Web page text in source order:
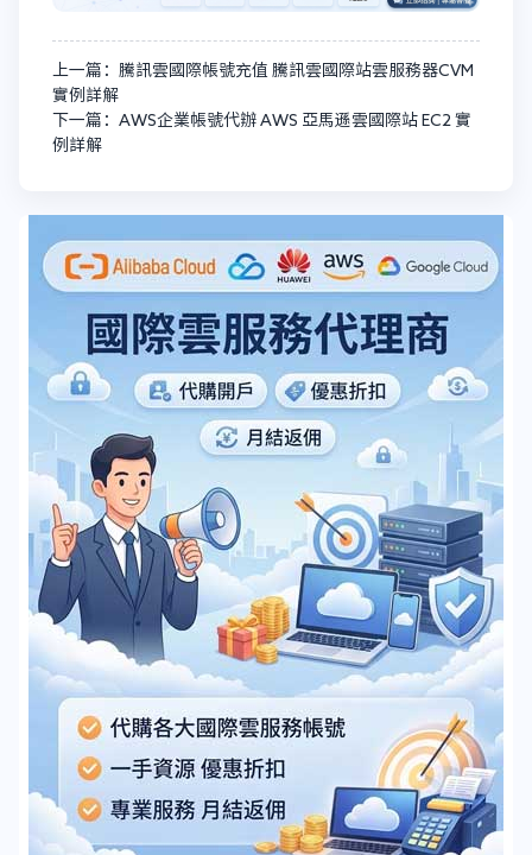
上一篇：騰訊雲國際帳號充值 騰訊雲國際站雲服務器CVM
實例詳解
下一篇：AWS企業帳號代辦 AWS 亞馬遜雲國際站 EC2 實
例詳解